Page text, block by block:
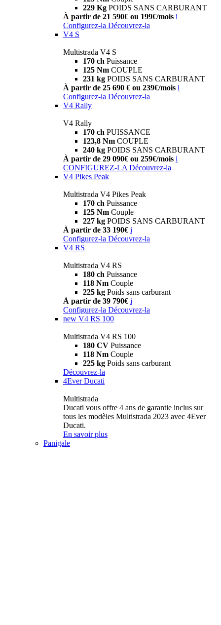
229 Kg POIDS SANS CARBURANT
À partir de 21 590€ ou 199€/mois i
Configurez-la Découvrez-la
V4 S
Multistrada V4 S
170 ch Puissance
125 Nm COUPLE
231 kg POIDS SANS CARBURANT
À partir de 25 690 € ou 239€/mois i
Configurez-la Découvrez-la
V4 Rally
V4 Rally
170 ch PUISSANCE
123,8 Nm COUPLE
240 kg POIDS SANS CARBURANT
À partir de 29 090€ ou 259€/mois i
CONFIGUREZ-LA Découvrez-la
V4 Pikes Peak
Multistrada V4 Pikes Peak
170 ch Puissance
125 Nm Couple
227 kg POIDS SANS CARBURANT
À partir de 33 190€ i
Configurez-la Découvrez-la
V4 RS
Multistrada V4 RS
180 ch Puissance
118 Nm Couple
225 kg Poids sans carburant
À partir de 39 790€ i
Configurez-la Découvrez-la
new V4 RS 100
Multistrada V4 RS 100
180 CV Puissance
118 Nm Couple
225 kg Poids sans carburant
Découvrez-la
4Ever Ducati
Multistrada
Ducati vous offre 4 ans de garantie inclus sur
tous les modèles Multistrada 2023 avec 4Ever
Ducati.
En savoir plus
Panigale